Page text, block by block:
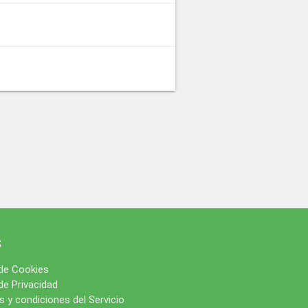
Cookies
Privacidad
y condiciones del Servicio